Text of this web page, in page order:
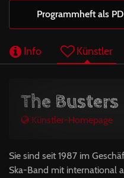
Programmheft als
Info Künstler
The Busters
Künstler-Homepage
Sie sind seit 1987 im
Ska-Band mit international